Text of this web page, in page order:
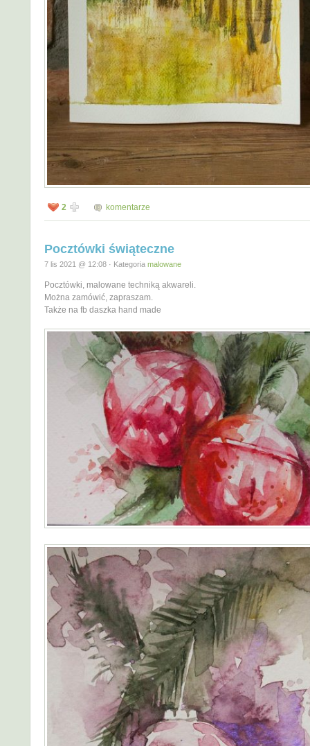
2 komentarze
Pocztówki świąteczne
7 lis 2021 @ 12:08 · Kategoria malowane
Pocztówki, malowane techniką akwareli.
Można zamówić, zapraszam.
Także na fb daszka hand made